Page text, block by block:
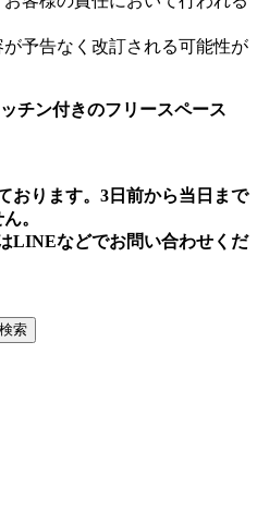
予告なく改訂される可能性が
チン付きのフリースペース
おります。3日前から当日まで
。
LINEなどでお問い合わせくだ
検索